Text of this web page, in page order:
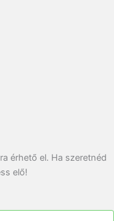
érhető el. Ha szeretnéd
elő!